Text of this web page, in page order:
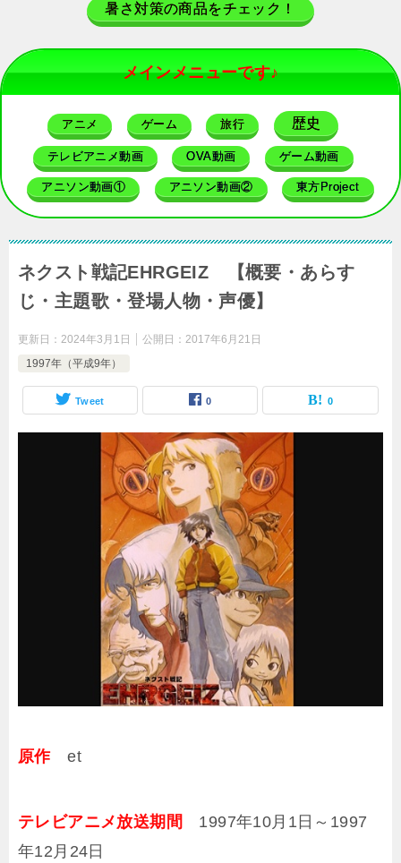
暑さ対策の商品をチェック！
メインメニューです♪
アニメ ゲーム 旅行 歴史
テレビアニメ動画 OVA動画 ゲーム動画
アニソン動画① アニソン動画② 東方Project
ネクスト戦記EHRGEIZ 【概要・あらす
じ・主題歌・登場人物・声優】
更新日： 2024年3月1日 公開日： 2017年6月21日
1997年（平成9年）
Tweet 0 0
原作et
テレビアニメ放送期間 1997年10月1日～1997
年12月24日